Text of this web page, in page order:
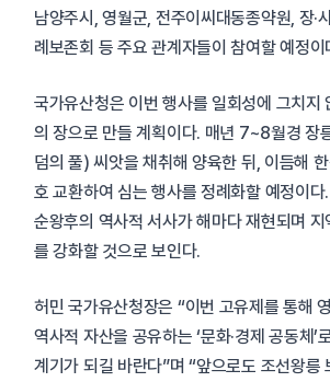
남양주시, 영월군, 전주이씨대동종약원, 장·
례보존회 등 주요 관계자들이 참여할 예정이
국가유산청은 이번 행사를 일회성에 그치지
의 장으로 만들 계획이다. 매년 7~8월경 장
덤의 풀) 씨앗을 채취해 양육한 뒤, 이듬해
호 교환하여 심는 행사를 정례화할 예정이다
순왕후의 역사적 서사가 해마다 재현되며 지
를 강화할 것으로 보인다.
허민 국가유산청장은 “이번 고유제를 통해
역사적 자산을 공유하는 ‘문화·경제 공동체’
계기가 되길 바란다”며 “앞으로도 조선왕릉